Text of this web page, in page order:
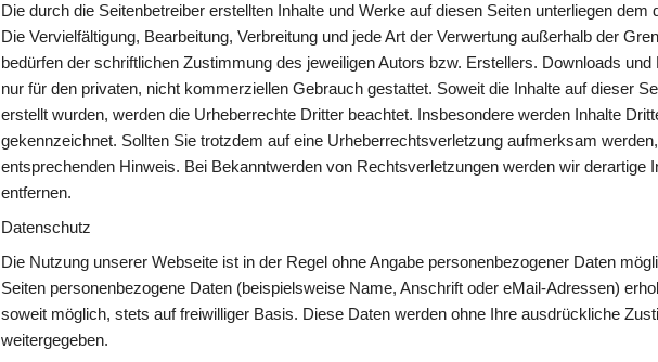
Die durch die Seitenbetreiber erstellten Inhalte und Werke auf diesen Seiten unterliegen dem
Die Vervielfältigung, Bearbeitung, Verbreitung und jede Art der Verwertung außerhalb der
bedürfen der schriftlichen Zustimmung des jeweiligen Autors bzw. Erstellers. Downloads und
nur für den privaten, nicht kommerziellen Gebrauch gestattet. Soweit die Inhalte auf dieser
erstellt wurden, werden die Urheberrechte Dritter beachtet. Insbesondere werden Inhalte
gekennzeichnet. Sollten Sie trotzdem auf eine Urheberrechtsverletzung aufmerksam
entsprechenden Hinweis. Bei Bekanntwerden von Rechtsverletzungen werden wir derartige
entfernen.
Datenschutz
Die Nutzung unserer Webseite ist in der Regel ohne Angabe personenbezogener Daten
Seiten personenbezogene Daten (beispielsweise Name, Anschrift oder eMail-Adressen)
soweit möglich, stets auf freiwilliger Basis. Diese Daten werden ohne Ihre ausdrückliche
weitergegeben.